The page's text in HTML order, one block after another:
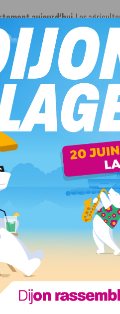
aujourd’hui. Les
du département pour se
moderniser d’ici 2023 .
Cela
aussi d’améliorer les conditions
génération » servira d’outil
le geste de tri.
Un collectif de
produits. Leur distribution à
: 10 millions de primo-
d’approvisionnement et le vaccin